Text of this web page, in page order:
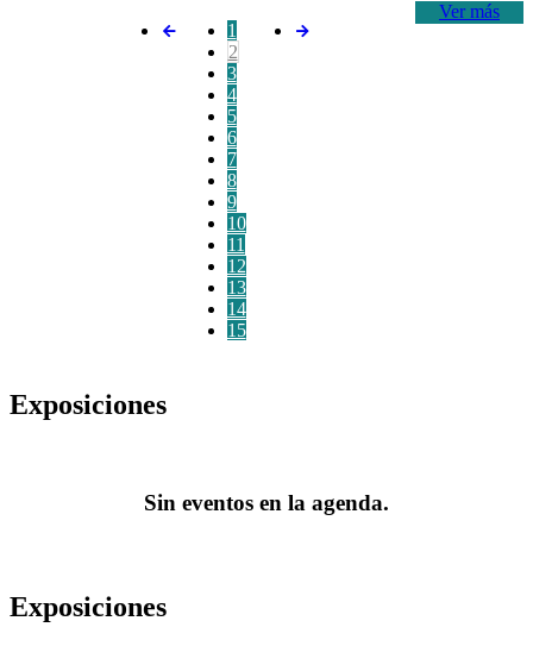
Ver más
1
2
3
4
5
6
7
8
9
10
11
12
13
14
15
Exposiciones
Sin eventos en la agenda.
Exposiciones